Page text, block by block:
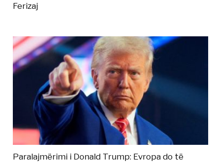
Ferizaj
Paralajmërimi i Donald Trump: Evropa do të